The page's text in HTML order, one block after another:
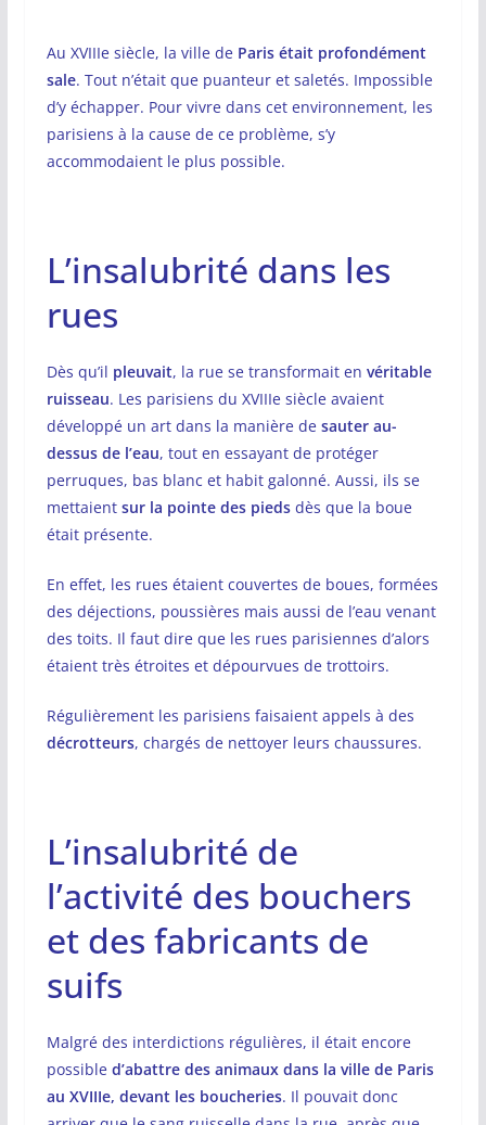
Au XVIIIe siècle, la ville de Paris était profondément
sale. Tout n’était que puanteur et saletés. Impossible
d’y échapper. Pour vivre dans cet environnement, les
parisiens à la cause de ce problème, s’y
accommodaient le plus possible.
L’insalubrité dans les
rues
Dès qu’il pleuvait, la rue se transformait en véritable
ruisseau. Les parisiens du XVIIIe siècle avaient
développé un art dans la manière de sauter au-
dessus de l’eau, tout en essayant de protéger
perruques, bas blanc et habit galonné. Aussi, ils se
mettaient sur la pointe des piedsdès que la boue
était présente.
En effet, les rues étaient couvertes de boues, formées
des déjections, poussières mais aussi de l’eau venant
des toits. Il faut dire que les rues parisiennes d’alors
étaient très étroites et dépourvues de trottoirs.
Régulièrement les parisiens faisaient appels à des
décrotteurs, chargés de nettoyer leurs chaussures.
L’insalubrité de
l’activité des bouchers
et des fabricants de
suifs
Malgré des interdictions régulières, il était encore
possible d’abattre des animaux dans la ville de Paris
au XVIIIe, devant les boucheries. Il pouvait donc